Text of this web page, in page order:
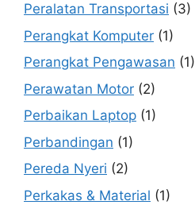
Peralatan Transportasi (3)
Perangkat Komputer (1)
Perangkat Pengawasan (1)
Perawatan Motor (2)
Perbaikan Laptop (1)
Perbandingan (1)
Pereda Nyeri (2)
Perkakas & Material (1)